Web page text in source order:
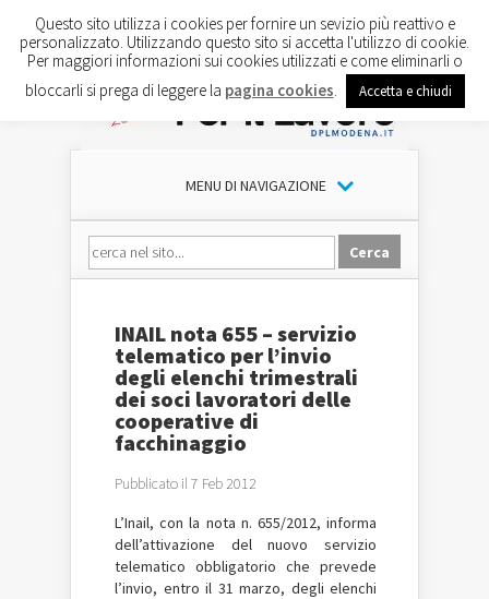
MENU DI NAVIGAZIONE
INAIL nota 655 – servizio
telematico per l’invio
degli elenchi trimestrali
dei soci lavoratori delle
cooperative di
facchinaggio
Pubblicato il 7 Feb 2012
L’Inail, con la nota n. 655/2012, informa
dell’attivazione del nuovo servizio
telematico obbligatorio che prevede
l’invio, entro il 31 marzo, degli elenchi
Questo sito utilizza i cookies per fornire un sevizio più reattivo e
personalizzato. Utilizzando questo sito si accetta l'utilizzo di cookie.
Per maggiori informazioni sui cookies utilizzati e come eliminarli o
bloccarli si prega di leggere la pagina cookies Accetta e chiudi